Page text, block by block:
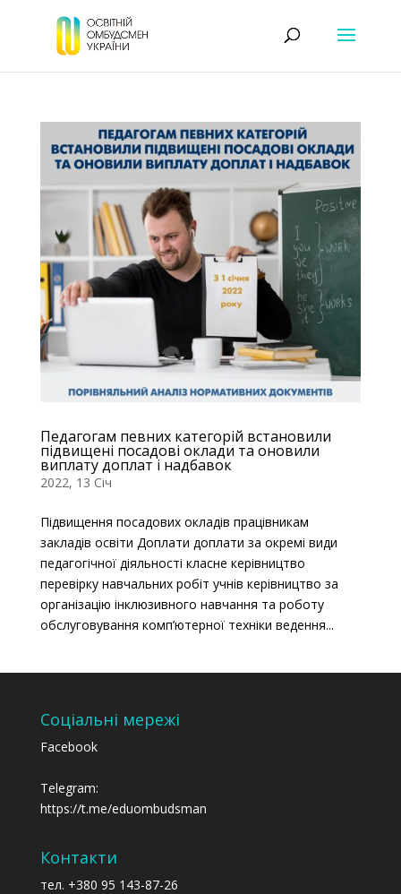
Педагогам певних категорій встановили
підвищені посадові оклади та оновили
виплату доплат і надбавок
2022, 13 Січ
Підвищення посадових окладів працівникам
закладів освіти Доплати доплати за окремі види
педагогічної діяльності класне керівництво
перевірку навчальних робіт учнів керівництво за
організацію інклюзивного навчання та роботу
обслуговування комп’ютерної техніки ведення...
Соціальні мережі
Facebook
Telegram:
https://t.me/eduombudsman
Контакти
тел. +380 95 143-87-26